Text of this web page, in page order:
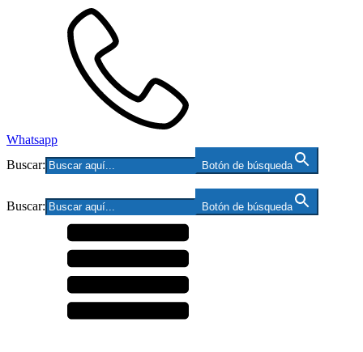
Whatsapp
Buscar:
Botón de búsqueda
Buscar: Botón de búsqueda